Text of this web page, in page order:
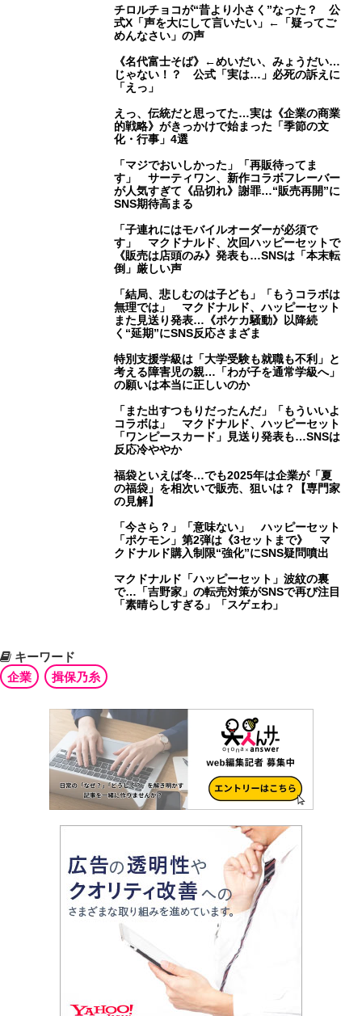
チロルチョコが“昔より小さく”なった？ 公
式X「声を大にして言いたい」←「疑ってご
めんなさい」の声
《名代富士そば》←めいだい、みょうだい…
じゃない！？ 公式「実は…」必死の訴えに
「えっ」
えっ、伝統だと思ってた…実は《企業の商業
的戦略》がきっかけで始まった「季節の文
化・行事」4選
「マジでおいしかった」「再販待ってま
す」 サーティワン、新作コラボフレーバー
が人気すぎて《品切れ》謝罪…“販売再開”に
SNS期待高まる
「子連れにはモバイルオーダーが必須で
す」 マクドナルド、次回ハッピーセットで
《販売は店頭のみ》発表も…SNSは「本末転
倒」厳しい声
「結局、悲しむのは子ども」「もうコラボは
無理では」 マクドナルド、ハッピーセット
また見送り発表…《ポケカ騒動》以降続
く“延期”にSNS反応さまざま
特別支援学級は「大学受験も就職も不利」と
考える障害児の親…「わが子を通常学級へ」
の願いは本当に正しいのか
「また出すつもりだったんだ」「もういいよ
コラボは」 マクドナルド、ハッピーセット
「ワンピースカード」見送り発表も…SNSは
反応冷ややか
福袋といえば冬…でも2025年は企業が「夏
の福袋」を相次いで販売、狙いは？【専門家
の見解】
「今さら？」「意味ない」 ハッピーセット
「ポケモン」第2弾は《3セットまで》 マ
クドナルド購入制限“強化”にSNS疑問噴出
マクドナルド「ハッピーセット」波紋の裏
で…「吉野家」の転売対策がSNSで再び注目
「素晴らしすぎる」「スゲェわ」
キーワード
企業
揖保乃糸